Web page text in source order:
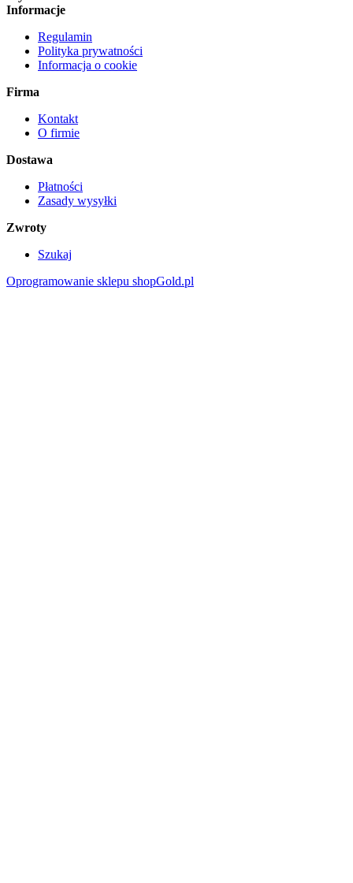
Informacje
Regulamin
Polityka prywatności
Informacja o cookie
Firma
Kontakt
O firmie
Dostawa
Płatności
Zasady wysyłki
Zwroty
Szukaj
Oprogramowanie sklepu shopGold.pl